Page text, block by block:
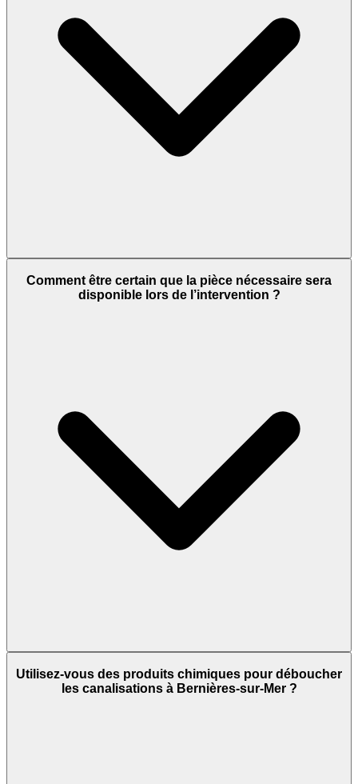
Comment être certain que la pièce nécessaire sera
disponible lors de l’intervention ?
Utilisez-vous des produits chimiques pour déboucher
les canalisations à Bernières-sur-Mer ?